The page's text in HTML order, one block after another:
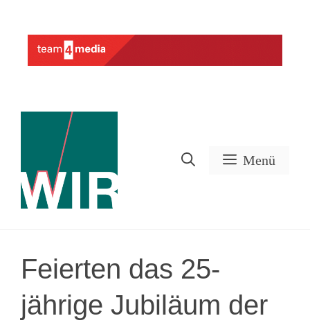
springen
Menü
Feierten das 25-
jährige Jubiläum der